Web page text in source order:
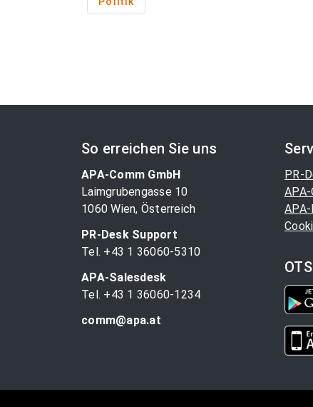
So erreichen Sie uns
APA-Comm GmbH
Laimgrubengasse 10
1060 Wien, Österreich
PR-Desk Support
Tel. +43 1 36060-5310
APA-Salesdesk
Tel. +43 1 36060-1234
comm@apa.at
PR-